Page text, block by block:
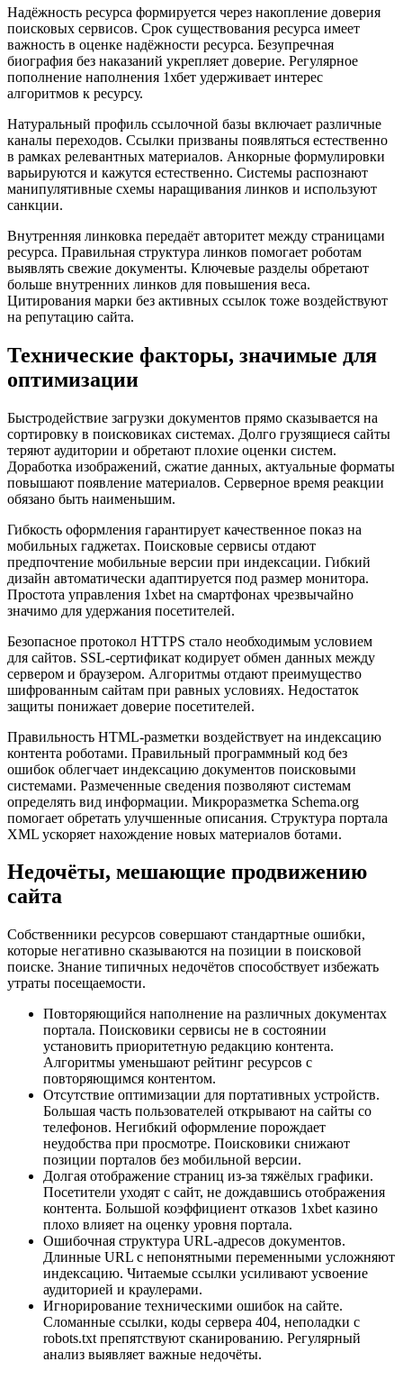
Надёжность ресурса формируется через накопление доверия
поисковых сервисов. Срок существования ресурса имеет
важность в оценке надёжности ресурса. Безупречная
биография без наказаний укрепляет доверие. Регулярное
пополнение наполнения 1хбет удерживает интерес
алгоритмов к ресурсу.
Натуральный профиль ссылочной базы включает различные
каналы переходов. Ссылки призваны появляться естественно
в рамках релевантных материалов. Анкорные формулировки
варьируются и кажутся естественно. Системы распознают
манипулятивные схемы наращивания линков и используют
санкции.
Внутренняя линковка передаёт авторитет между страницами
ресурса. Правильная структура линков помогает роботам
выявлять свежие документы. Ключевые разделы обретают
больше внутренних линков для повышения веса.
Цитирования марки без активных ссылок тоже воздействуют
на репутацию сайта.
Технические факторы, значимые для
оптимизации
Быстродействие загрузки документов прямо сказывается на
сортировку в поисковиках системах. Долго грузящиеся сайты
теряют аудитории и обретают плохие оценки систем.
Доработка изображений, сжатие данных, актуальные форматы
повышают появление материалов. Серверное время реакции
обязано быть наименьшим.
Гибкость оформления гарантирует качественное показ на
мобильных гаджетах. Поисковые сервисы отдают
предпочтение мобильные версии при индексации. Гибкий
дизайн автоматически адаптируется под размер монитора.
Простота управления 1xbet на смартфонах чрезвычайно
значимо для удержания посетителей.
Безопасное протокол HTTPS стало необходимым условием
для сайтов. SSL-сертификат кодирует обмен данных между
сервером и браузером. Алгоритмы отдают преимущество
шифрованным сайтам при равных условиях. Недостаток
защиты понижает доверие посетителей.
Правильность HTML-разметки воздействует на индексацию
контента роботами. Правильный программный код без
ошибок облегчает индексацию документов поисковыми
системами. Размеченные сведения позволяют системам
определять вид информации. Микроразметка Schema.org
помогает обретать улучшенные описания. Структура портала
XML ускоряет нахождение новых материалов ботами.
Недочёты, мешающие продвижению
сайта
Собственники ресурсов совершают стандартные ошибки,
которые негативно сказываются на позиции в поисковой
поиске. Знание типичных недочётов способствует избежать
утраты посещаемости.
Повторяющийся наполнение на различных документах
портала. Поисковики сервисы не в состоянии
установить приоритетную редакцию контента.
Алгоритмы уменьшают рейтинг ресурсов с
повторяющимся контентом.
Отсутствие оптимизации для портативных устройств.
Большая часть пользователей открывают на сайты со
телефонов. Негибкий оформление порождает
неудобства при просмотре. Поисковики снижают
позиции порталов без мобильной версии.
Долгая отображение страниц из-за тяжёлых графики.
Посетители уходят с сайт, не дождавшись отображения
контента. Большой коэффициент отказов 1xbet казино
плохо влияет на оценку уровня портала.
Ошибочная структура URL-адресов документов.
Длинные URL с непонятными переменными усложняют
индексацию. Читаемые ссылки усиливают усвоение
аудиторией и краулерами.
Игнорирование техническими ошибок на сайте.
Сломанные ссылки, коды сервера 404, неполадки с
robots.txt препятствуют сканированию. Регулярный
анализ выявляет важные недочёты.